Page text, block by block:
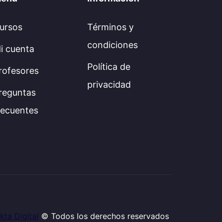
cuenta
Términos y
condiciones
Política de
privacidad
© Todos los derechos reservados